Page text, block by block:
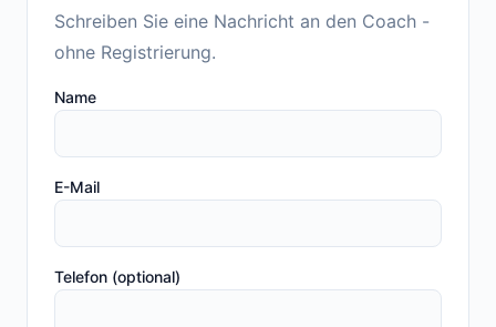
Schreiben Sie eine Nachricht an den Coach -
ohne Registrierung.
Name
E-Mail
Telefon (optional)